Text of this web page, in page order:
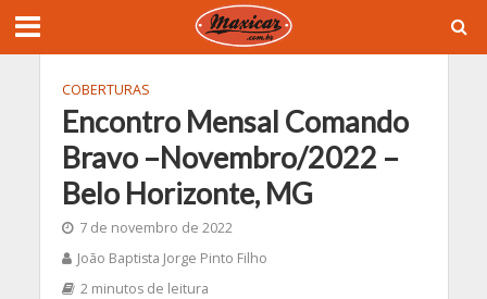
COBERTURAS
Encontro Mensal Comando
Bravo –Novembro/2022 –
Belo Horizonte, MG
7 de novembro de 2022
João Baptista Jorge Pinto Filho
2 minutos de leitura